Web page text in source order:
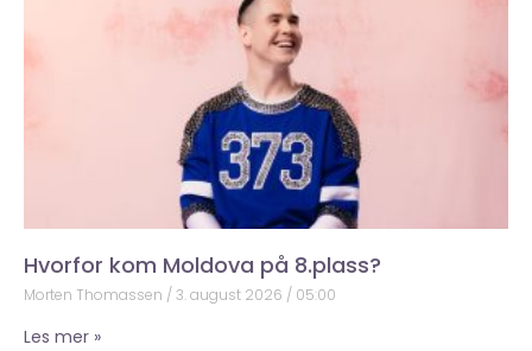
Hvorfor kom Moldova på 8.plass?
Morten Thomassen 3. august 2026 05:00
Les mer »